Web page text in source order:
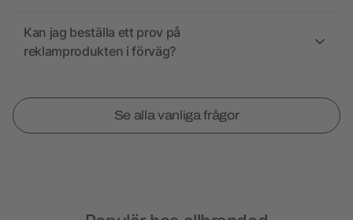
Kan jag beställa ett prov på
reklamprodukten i förväg?
Se alla vanliga frågor